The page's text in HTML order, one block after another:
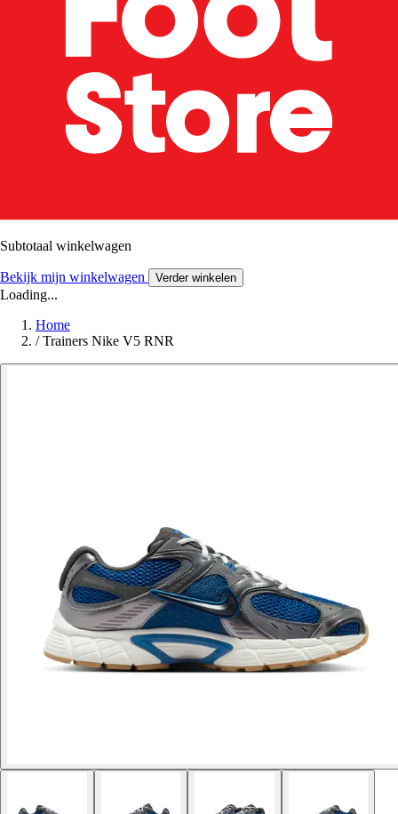
Subtotaal winkelwagen
Bekijk mijn winkelwagen Verder winkelen
Loading...
Home
/ Trainers Nike V5 RNR